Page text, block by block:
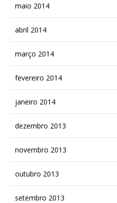
maio 2014
abril 2014
março 2014
fevereiro 2014
janeiro 2014
dezembro 2013
novembro 2013
outubro 2013
setembro 2013